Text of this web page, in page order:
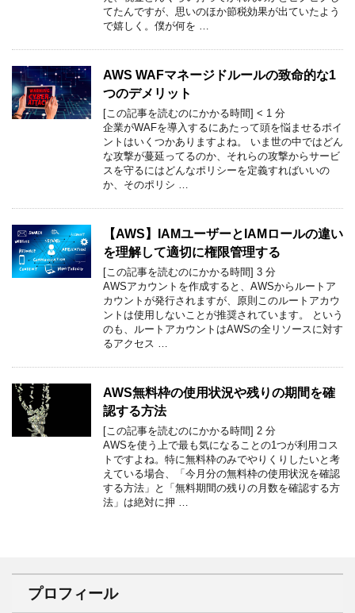
てたんですが、思いのほか節税効果が出ていたよう
で嬉しく。僕が何を …
AWS WAFマネージドルールの致命的な1
つのデメリット
[この記事を読むのにかかる時間] < 1 分
企業がWAFを導入するにあたって頭を悩ませるポイ
ントはいくつかありますよね。 いま世の中ではどん
な攻撃が蔓延ってるのか、それらの攻撃からサービ
スを守るにはどんなポリシーを定義すればいいの
か、そのポリシ …
【AWS】IAMユーザーとIAMロールの違い
を理解して適切に権限管理する
[この記事を読むのにかかる時間] 3 分
AWSアカウントを作成すると、AWSからルートア
カウントが発行されますが、原則このルートアカウ
ントは使用しないことが推奨されています。 という
のも、ルートアカウントはAWSの全リソースに対す
るアクセス …
AWS無料枠の使用状況や残りの期間を確
認する方法
[この記事を読むのにかかる時間] 2 分
AWSを使う上で最も気になることの1つが利用コス
トですよね。特に無料枠のみでやりくりしたいと考
えている場合、「今月分の無料枠の使用状況を確認
する方法」と「無料期間の残りの月数を確認する方
法」は絶対に押 …
プロフィール